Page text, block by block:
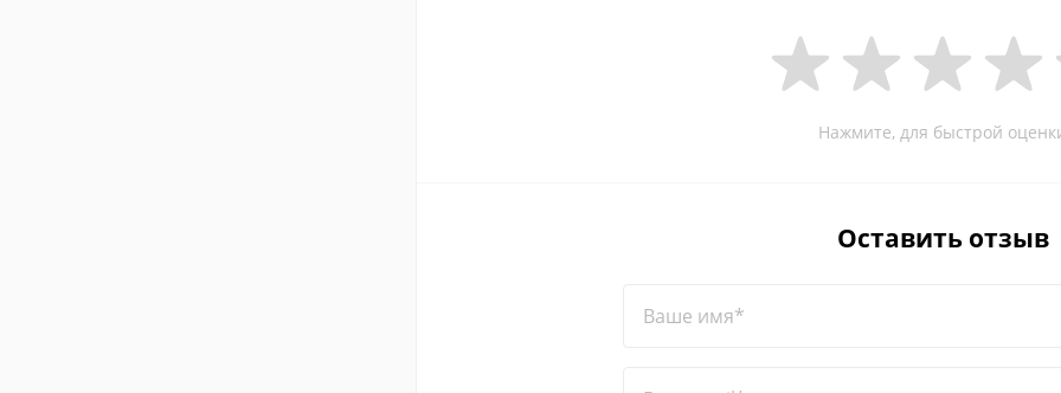
Нажмите, для быстрой
Оставить отзыв
Ваше имя*